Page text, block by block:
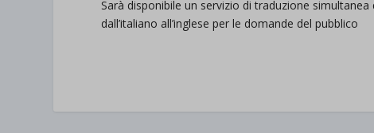
Sarà disponibile un servizio di traduzione simultanea
dall’italiano all’inglese per le domande del pubblico